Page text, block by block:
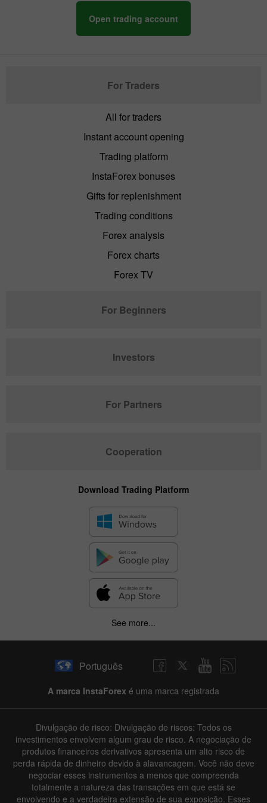
Open trading account
For Traders
All for traders
Instant account opening
Trading platform
InstaForex bonuses
Gifts for replenishment
Trading conditions
Forex analysis
Forex charts
Forex TV
For Beginners
Investors
For Partners
Cooperation
Download Trading Platform
See more...
Português
A marca InstaForex é uma marca registrada
Divulgação de risco: Divulgação de riscos: Todos os
investimentos envolvem algum grau de risco. A negociação de
produtos financeiros derivativos apresenta um alto risco de
perda rápida de dinheiro devido à alavancagem. Você não deve
negociar esses instrumentos a menos que compreenda
totalmente a natureza das transações em que está se
envolvendo e a verdadeira extensão de sua exposição. Esses